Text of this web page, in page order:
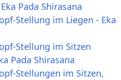
Pada Shirasana
Stellung im Liegen - Eka
Stellung im Sitzen
Pada Shirasana
Stellungen im Sitzen,